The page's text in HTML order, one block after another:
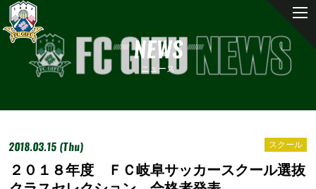
NEWS
ニュース
2018.03.15 (Thu) スクール
２０１８年度 ＦＣ岐阜サッカースクール選抜